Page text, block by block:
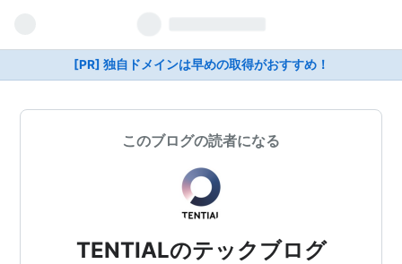
[PR] 独自ドメインは早めの取得がおすすめ！
このブログの読者になる
TENTIALのテックブログ